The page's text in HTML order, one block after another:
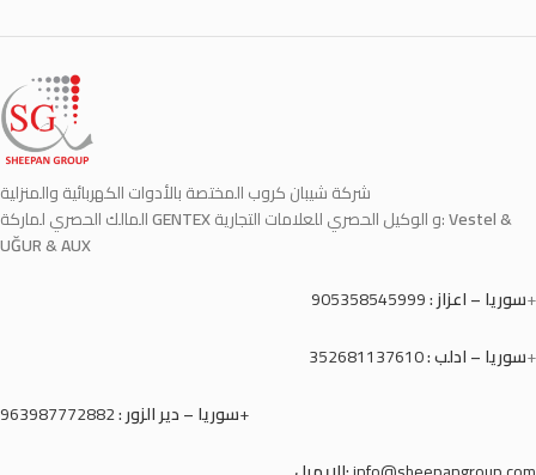
شركة شيبان كروب المختصة بالأدوات الكهربائية والمنزلية
GENTEX و الوكيل الحصري للعلامات التجارية:Vestel &
UĞUR & AUX
سوريا – اعزاز :905358545999
+
سوريا – ادلب :352681137610
+
سوريا – دير الزور :963987772882+